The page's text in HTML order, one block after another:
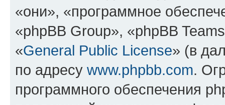
«они», «программное
«phpBB Group», «phpBB
«General Public License» (в
по адресу www.phpbb.com.
программного обеспечения